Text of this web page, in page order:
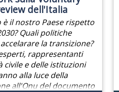
dell'Italia
è il nostro Paese rispetto
Quali politiche
la transizione?
rappresentanti
civile e delle istituzioni
alla luce della
all'Onu del documento